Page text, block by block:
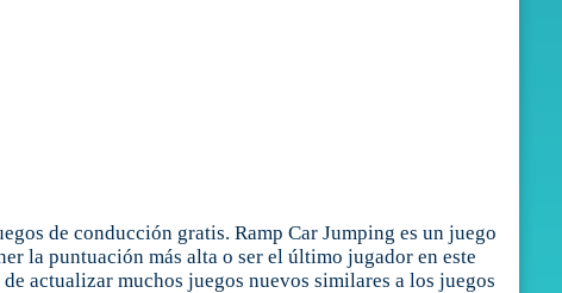
de conducción gratis. Ramp Car Jumping es un juego
la puntuación más alta o ser el último jugador en este
actualizar muchos juegos nuevos similares a los juegos